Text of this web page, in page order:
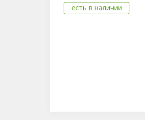
есть в наличии